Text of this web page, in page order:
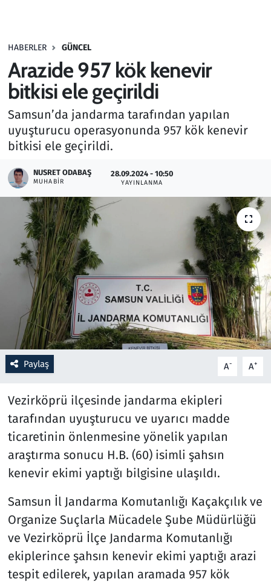
HABERLER GÜNCEL
Arazide 957 kök kenevir
bitkisi ele geçirildi
Samsun’da jandarma tarafından yapılan
uyuşturucu operasyonunda 957 kök kenevir
bitkisi ele geçirildi.
NUSRET ODABAŞ
MUHABIR
28.09.2024 - 10:50
YAYINLANMA
Paylaş A- A+
Vezirköprü ilçesinde jandarma ekipleri
tarafından uyuşturucu ve uyarıcı madde
ticaretinin önlenmesine yönelik yapılan
araştırma sonucu H.B. (60) isimli şahsın
kenevir ekimi yaptığı bilgisine ulaşıldı.
Samsun İl Jandarma Komutanlığı Kaçakçılık ve
Organize Suçlarla Mücadele Şube Müdürlüğü
ve Vezirköprü İlçe Jandarma Komutanlığı
ekiplerince şahsın kenevir ekimi yaptığı arazi
tespit edilerek, yapılan aramada 957 kök
Haber
Kültür Sanat
Kurumsal Haberler
Lezzet Durağı
Memur ve Kamu
Otomobil
Oyun
Ramazan
Resmi İlanlar
Rüya Tabirleri
Sağlık
Savunma Sanayi
Seçim 2023
Spor
Televizyon